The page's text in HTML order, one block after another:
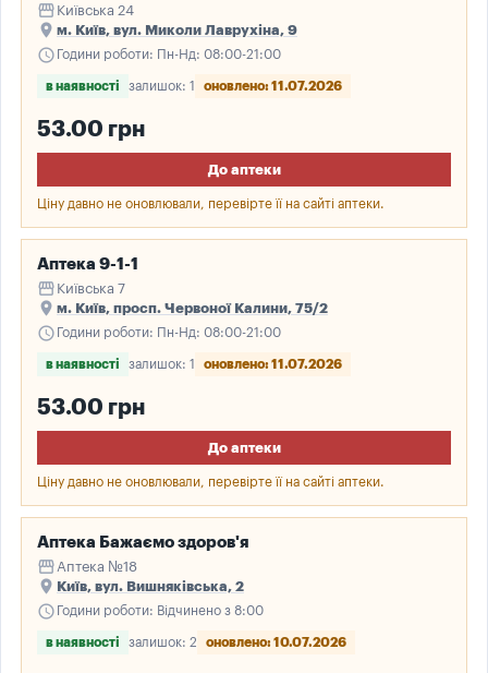
storefront Київська 24
place м. Київ, вул. Миколи Лаврухіна, 9
schedule Години роботи: Пн-Нд: 08:00-21:00
в наявності залишок: 1 оновлено: 11.07.2026
53.00 грн
До аптеки
Ціну давно не оновлювали, перевірте її на сайті аптеки.
Аптека 9-1-1
storefront Київська 7
place м. Київ, просп. Червоної Калини, 75/2
schedule Години роботи: Пн-Нд: 08:00-21:00
в наявності залишок: 1 оновлено: 11.07.2026
53.00 грн
До аптеки
Ціну давно не оновлювали, перевірте її на сайті аптеки.
Аптека Бажаємо здоров'я
storefront Аптека №18
place Київ, вул. Вишняківська, 2
schedule Години роботи: Відчинено з 8:00
в наявності залишок: 2 оновлено: 10.07.2026